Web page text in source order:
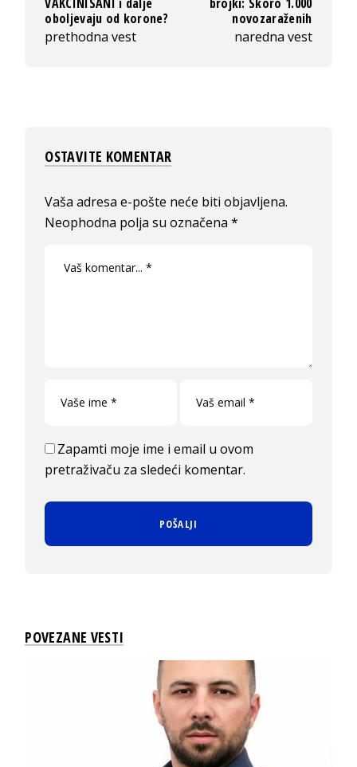
oboljevaju od korone?
prethodna vest
novozaraženih
naredna vest
OSTAVITE KOMENTAR
Vaša adresa e-pošte neće biti objavljena.
Neophodna polja su označena*
Zapamti moje ime i email u ovom
pretraživaču za sledeći komentar.
POVEZANE VESTI